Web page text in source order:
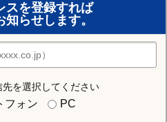
スを登録すれば
らせします。
を選択してください
フォン PC
の情報を見る